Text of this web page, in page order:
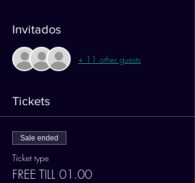
Invitados
+ 11 other guests
Tickets
Sale ended
Ticket type
FREE TILL 01.00